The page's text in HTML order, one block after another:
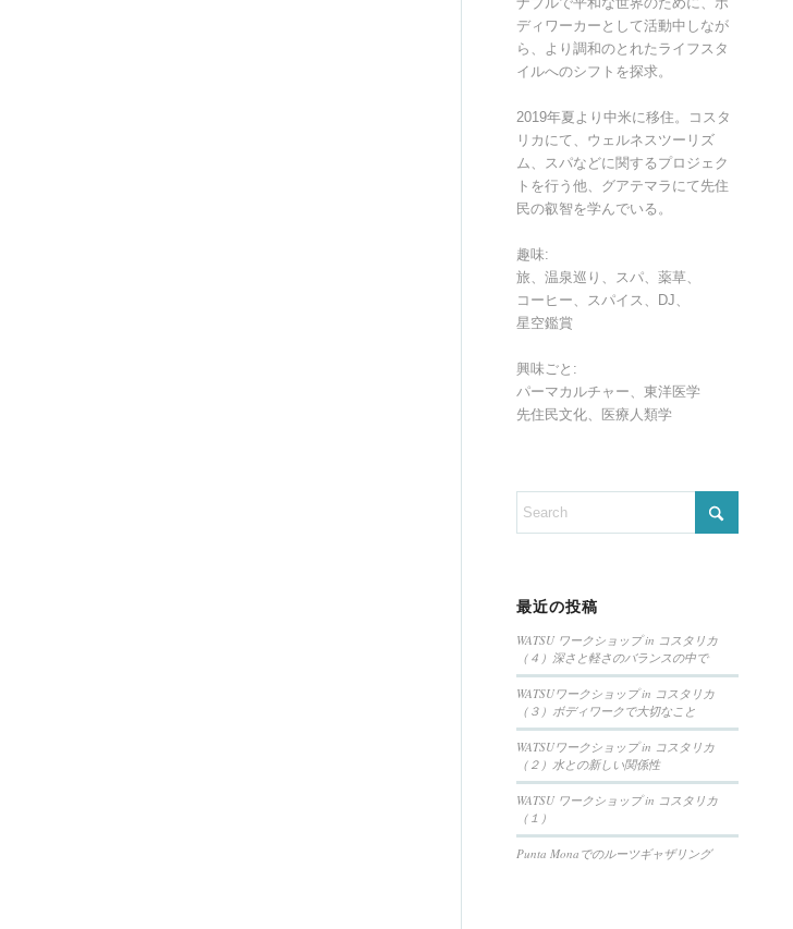
ディワーカーとして活動中しなが
ら、より調和のとれたライフスタ
イルへのシフトを探求。
2019年夏より中米に移住。コスタ
リカにて、ウェルネスツーリズ
ム、スパなどに関するプロジェク
トを行う他、グアテマラにて先住
民の叡智を学んでいる。
趣味:
旅、温泉巡り、スパ、薬草、
コーヒー、スパイス、DJ、
星空鑑賞
興味ごと:
パーマカルチャー、東洋医学
先住民文化、医療人類学
最近の投稿
WATSU ワークショップ in コスタリカ
（４）深さと軽さのバランスの中で
WATSUワークショップ in コスタリカ
（３）ボディワークで大切なこと
WATSUワークショップ in コスタリカ
（２）水との新しい関係性
WATSU ワークショップ in コスタリカ
（１）
Punta Monaでのルーツギャザリング